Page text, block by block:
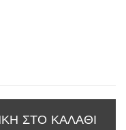
ΣΤΟ ΚΑΛΆΘΙ